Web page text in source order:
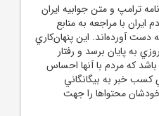
ترامپ و متن جوابيه ايران
ايران با مراجعه به منابع
دست آورده‌اند. اين پنهان‌کاري
به پايان برسد و رفتار
باشد که مردم با آنها احساس
کسب خبر به بيگانگاني
خودشان محتواها را جهت